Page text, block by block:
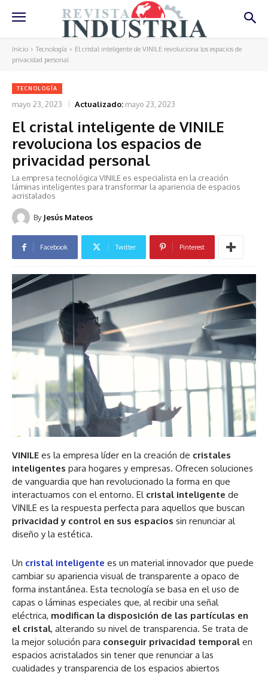
Inicio Tecnología
El cristal inteligente de VINILE revoluciona los espacios de
privacidad personal
TECNOLOGÍA
mayo 23, 2023 Actualizado: mayo 23, 2023
El cristal inteligente de VINILE
revoluciona los espacios de
privacidad personal
La empresa tecnológica VINILE es especialista en la creación
láminas inteligentes para transformar la apariencia de espacios
acristalados
By Jesús Mateos
Facebook Twitter Pinterest
VINILE es la empresa líder en la creación de cristales
inteligentes para hogares y empresas. Ofrecen soluciones
de vanguardia que han revolucionado la forma en que
interactuamos con el entorno. El cristal inteligente de
VINILE es la respuesta perfecta para aquellos que buscan
privacidad y control en sus espacios sin renunciar al
diseño y la estética.
Un cristal inteligente es un material innovador que puede
cambiar su apariencia visual de transparente a opaco de
forma instantánea. Esta tecnología se basa en el uso de
capas o láminas especiales que, al recibir una señal
eléctrica, modifican la disposición de las partículas en
el cristal, alterando su nivel de transparencia. Se trata de
la mejor solución para conseguir privacidad temporal en
espacios acristalados sin tener que renunciar a las
cualidades y transparencia de los espacios abiertos